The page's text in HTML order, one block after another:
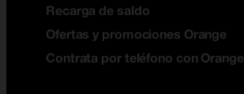
Recarga de saldo
Ofertas y promociones Orange
Contrata por teléfono con Orange